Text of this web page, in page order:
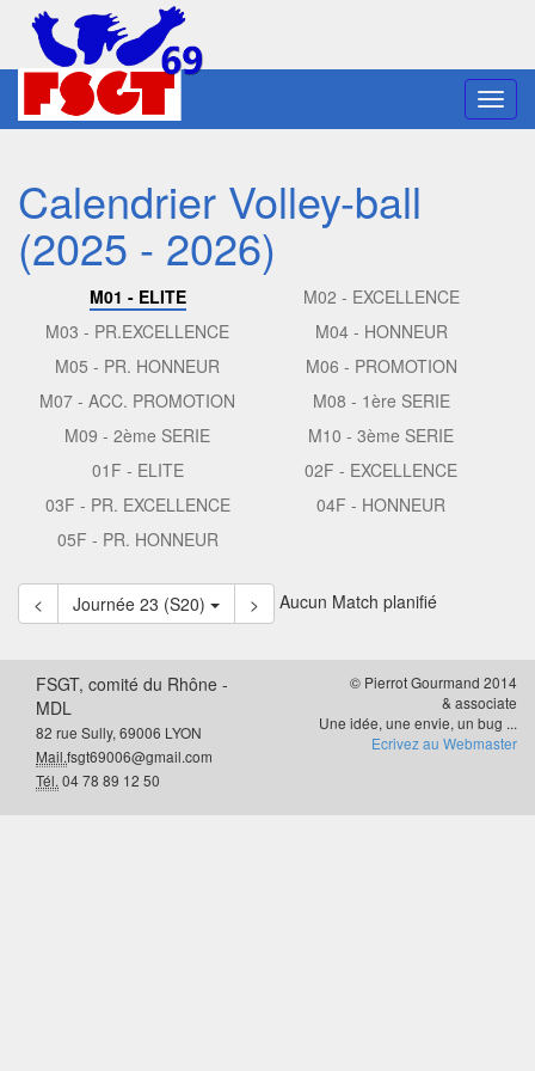
Calendrier Volley-ball
(2025 - 2026)
M01 - ELITE
M02 - EXCELLENCE
M03 - PR.EXCELLENCE
M04 - HONNEUR
M05 - PR. HONNEUR
M06 - PROMOTION
M07 - ACC. PROMOTION
M08 - 1ère SERIE
M09 - 2ème SERIE
M10 - 3ème SERIE
01F - ELITE
02F - EXCELLENCE
03F - PR. EXCELLENCE
04F - HONNEUR
05F - PR. HONNEUR
< Journée 23 (S20) > Aucun Match planifié
FSGT, comité du Rhône -
MDL
82 rue Sully, 69006 LYON
Mail.fsgt69006@gmail.com
Tél. 04 78 89 12 50
© Pierrot Gourmand 2014
& associate
Une idée, une envie, un bug ...
Ecrivez au Webmaster